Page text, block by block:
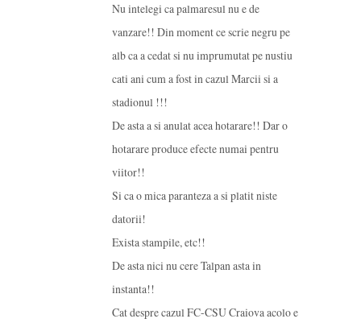
Nu intelegi ca palmaresul nu e de
vanzare!! Din moment ce scrie negru pe
alb ca a cedat si nu imprumutat pe nustiu
cati ani cum a fost in cazul Marcii si a
stadionul !!!
De asta a si anulat acea hotarare!! Dar o
hotarare produce efecte numai pentru
viitor!!
Si ca o mica paranteza a si platit niste
datorii!
Exista stampile, etc!!
De asta nici nu cere Talpan asta in
instanta!!
Cat despre cazul FC-CSU Craiova acolo e